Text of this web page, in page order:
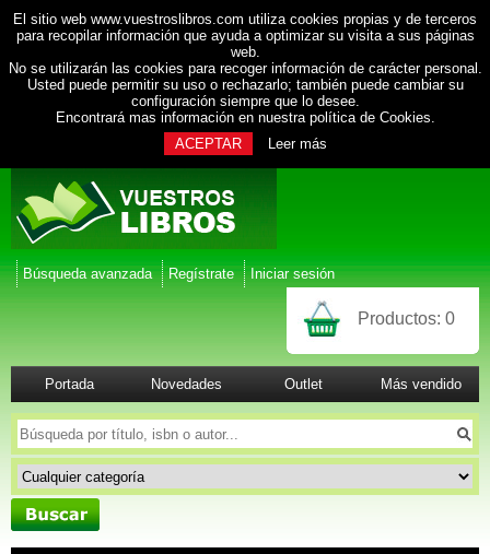
El sitio web www.vuestroslibros.com utiliza cookies propias y de terceros
para recopilar información que ayuda a optimizar su visita a sus páginas
web.
No se utilizarán las cookies para recoger información de carácter personal.
Usted puede permitir su uso o rechazarlo; también puede cambiar su
configuración siempre que lo desee.
Encontrará mas información en nuestra política de Cookies.
ACEPTAR
Leer más
Búsqueda avanzada Regístrate Iniciar sesión
Productos: 0
Portada Novedades Outlet Más vendido